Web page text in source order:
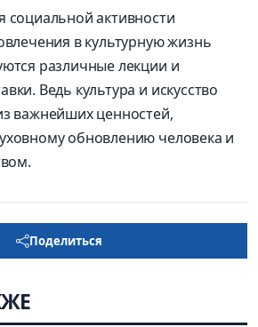
активности
в культурную жизнь
различные лекции и
Ведь культура и искусство
важнейших ценностей,
обновлению человека и
Поделиться